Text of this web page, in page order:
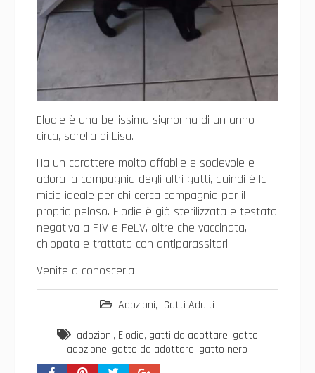
Elodie è una bellissima signorina di un anno
circa, sorella di Lisa.
Ha un carattere molto affabile e socievole e
adora la compagnia degli altri gatti, quindi è la
micia ideale per chi cerca compagnia per il
proprio peloso. Elodie è già sterilizzata e testata
negativa a FIV e FeLV, oltre che vaccinata,
chippata e trattata con antiparassitari.
Venite a conoscerla!
Adozioni, Gatti Adulti
adozioni, Elodie, gatti da adottare, gatto
adozione, gatto da adottare, gatto nero